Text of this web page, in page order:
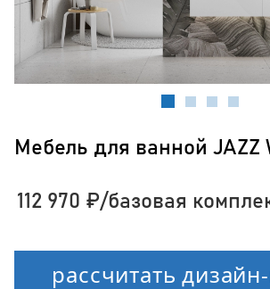
Мебель для ванной JAZZ
112 970 ₽/базовая
рассчитать